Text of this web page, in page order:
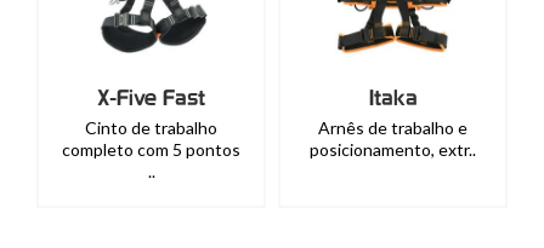
X-Five Fast
Cinto de trabalho
completo com 5 pontos
..
Itaka
Arnês de trabalho e
posicionamento, extr..